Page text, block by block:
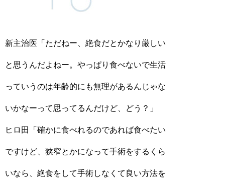
新主治医「ただねー、絶食だとかなり厳しい
と思うんだよねー。やっぱり食べないで生活
っていうのは年齢的にも無理があるんじゃな
いかなーって思ってるんだけど、どう？」
ヒロ田「確かに食べれるのであれば食べたい
ですけど、狭窄とかになって手術をするくら
いなら、絶食をして手術しなくて良い方法を